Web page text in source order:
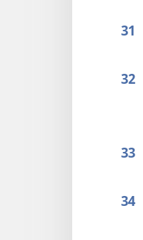
31
32
33
34